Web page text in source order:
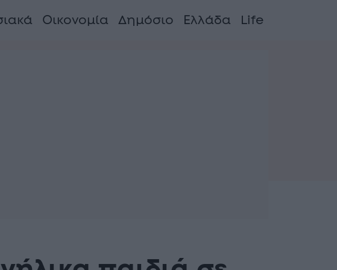
Οικονομία Δημόσιο Ελλάδα Life